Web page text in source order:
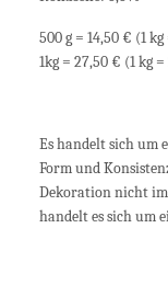
500 g = 14,50 € (1
1kg = 27,50 € (1 kg
Es handelt sich um
Form und
Dekoration nicht im
handelt es sich um